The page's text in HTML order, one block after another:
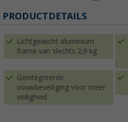
PRODUCTDETAILS
Lichtgewicht aluminium
frame van slechts 2,9 kg
Geïntegreerde
vouwbeveiliging voor meer
veiligheid